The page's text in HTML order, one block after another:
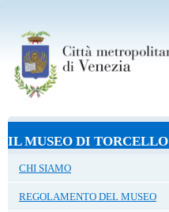
IL MUSEO DI TORCELLO
CHI SIAMO
REGOLAMENTO DEL MUSEO